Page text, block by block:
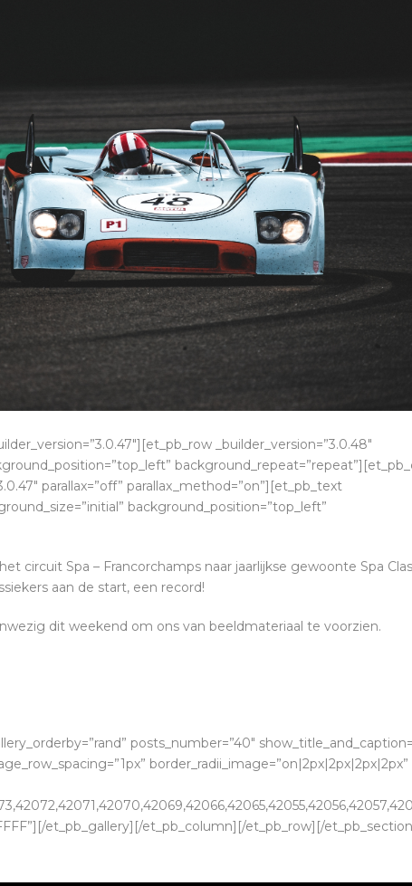
_builder_version=”3.0.48″
parallax=”off” parallax_method=”on”][et_pb_text
background_position=”top_left”
circuit Spa – Francorchamps naar jaarlijkse gewoonte Spa
aan de start, een record!
dit weekend om ons van beeldmateriaal te voorzien.
posts_number=”40″
border_radii_image=”on|2px|2px|2px|2px”
et_pb_gallery][/et_pb_column][/et_pb_row][/